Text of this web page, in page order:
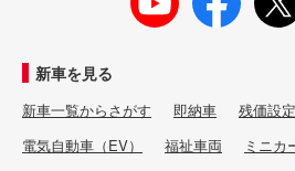
新車を見る
新車一覧からさがす 即納車
残価設
電気自動車（EV）
福祉車両 ミニカ